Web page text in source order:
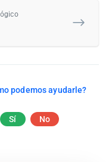
podemos ayudarle?
Sí No